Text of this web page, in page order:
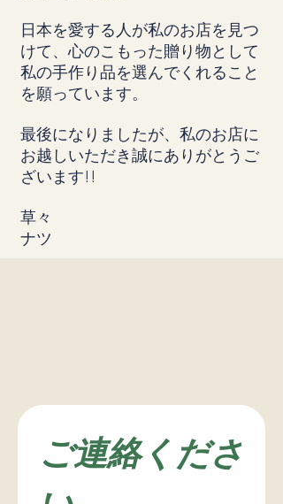
日本を愛する人が私のお店を見つ
けて、心のこもった贈り物として
私の手作り品を選んでくれること
を願っています。
最後になりましたが、私のお店に
お越しいただき誠にありがとうご
ざいます!!
草々
ナツ
ご連絡くださ